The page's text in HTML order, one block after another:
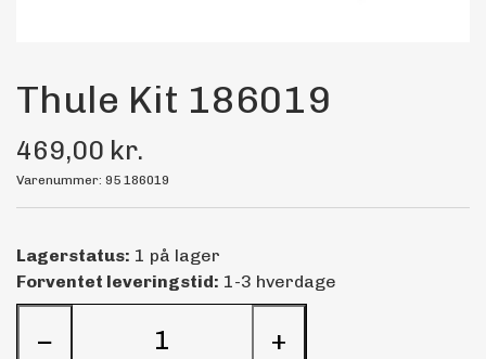
Kemi
Thule Kit 186019
469,00 kr.
Varenummer: 95 186019
Lagerstatus: 1 på lager
Forventet leveringstid: 1-3 hverdage
− +